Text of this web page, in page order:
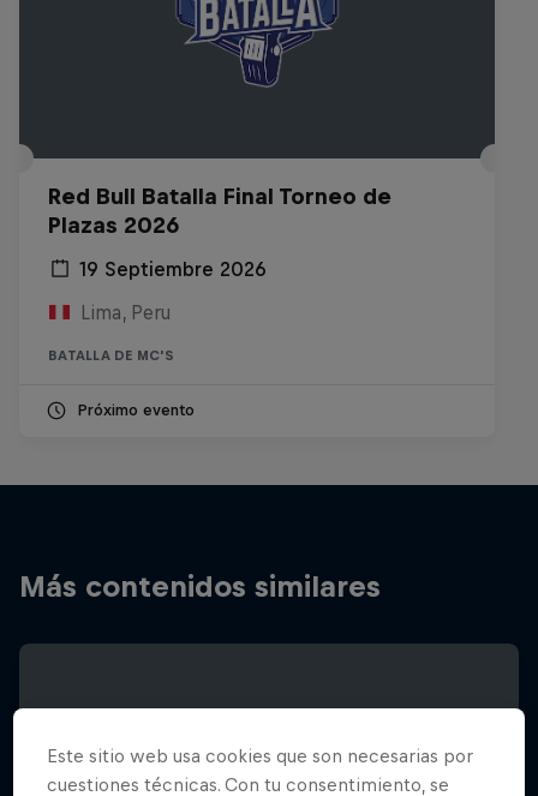
Red Bull Batalla Final Torneo de
Plazas 2026
19 Septiembre 2026
Lima, Peru
BATALLA DE MC'S
Próximo evento
Más contenidos similares
Este sitio web usa cookies que son necesarias por
cuestiones técnicas. Con tu consentimiento, se